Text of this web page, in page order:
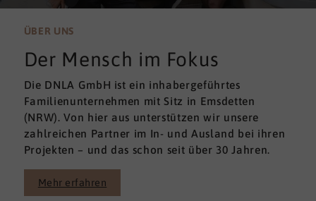
ÜBER UNS
Der Mensch im Fokus
Die DNLA GmbH ist ein inhabergeführtes
Familienunternehmen mit Sitz in Emsdetten
(NRW). Von hier aus unterstützen wir unsere
zahlreichen Partner im In- und Ausland bei ihren
Projekten – und das schon seit über 30 Jahren.
Mehr erfahren